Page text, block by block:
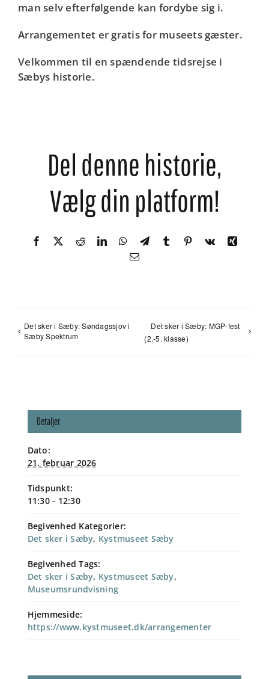
man selv efterfølgende kan fordybe sig i.
Arrangementet er gratis for museets gæster.
Velkommen til en spændende tidsrejse i
Sæbys historie.
Del denne historie,
Vælg din platform!
Facebook RedditLinkedInWhatsApp
TelegramTumblr Pinterest
Vk
Xing
E-
Det sker i Sæby: Søndagssjov i
Sæby Spektrum
Det sker i Sæby: MGP-fest
(2.-5. klasse)
Detaljer
Dato:
21. februar 2026
Tidspunkt:
11:30 - 12:30
Begivenhed Kategorier:
Det sker i Sæby, Kystmuseet Sæby
Begivenhed Tags:
Det sker i Sæby, Kystmuseet Sæby,
Museumsrundvisning
Hjemmeside:
https://www.kystmuseet.dk/arrangementer